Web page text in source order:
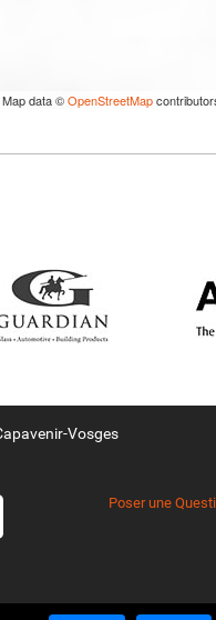
Map data ©OpenStreetMap
Vosges
Poser une